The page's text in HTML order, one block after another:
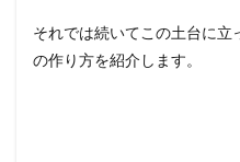
それでは続いてこの土台に
の作り方を紹介します。